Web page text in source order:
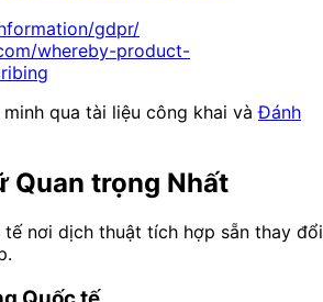
gdpr/
whereby-product-
qua tài liệu công khai vàĐánh
Quan trọng Nhất
nơi dịch thuật tích hợp sẵn thay đổi